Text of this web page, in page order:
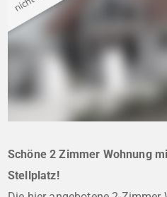
Schöne 2 Zimmer Wohnung
Stellplatz!